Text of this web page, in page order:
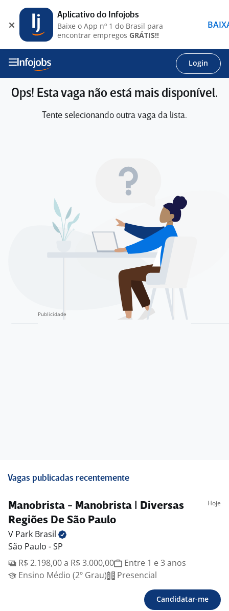
Login
Ops! Esta vaga não está mais disponível.
Tente selecionando outra vaga da lista.
Vagas publicadas recentemente
Manobrista - Manobrista | Diversas
Regiões De São Paulo
Hoje
V Park Brasil
São Paulo - SP
R$ 2.198,00 a R$ 3.000,00
Entre 1 e 3 anos
Ensino Médio (2º Grau)
Presencial
Candidatar-me
Aplicativo do Infojobs
Baixe o App nº 1 do Brasil para
encontrar empregos GRÁTIS!!